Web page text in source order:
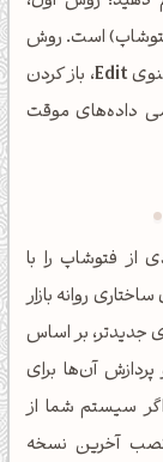
فتوشاپ) است. روش
Edit، باز کردن
داده‌های موقت
از فتوشاپ را با
روانه بازار
جدیدتر، بر اساس
آن‌ها برای
سیستم شما از
نصب آخرین نسخه